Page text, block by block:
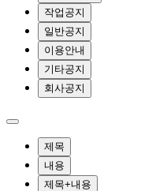
작업공지
일반공지
이용안내
기타공지
회사공지
제목
내용
제목+내용